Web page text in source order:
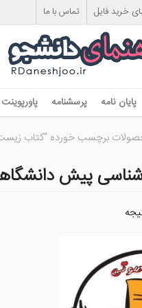
خرید فایل تماس با ما
پایان نامه پرسشنامه پاورپوینت
برچسب خورده “کتاب
پیش